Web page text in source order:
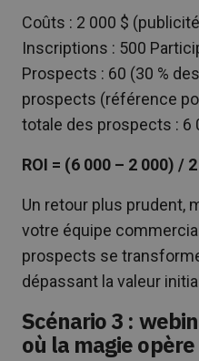
Coûts : 2 000 $
Inscriptions : 500
Prospects : 60 (30 %
prospects (référence
totale des prospects : 6
ROI = (6 000 – 2 000) /
Un retour plus prudent,
votre équipe
prospects se
dépassant la valeur
Scénario 3 :
où la magie